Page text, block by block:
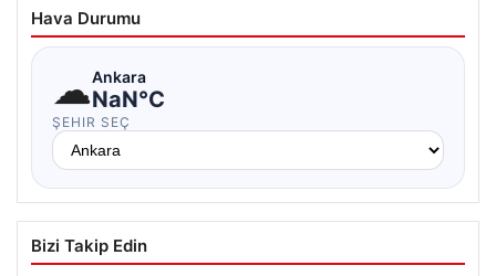
Hava Durumu
☁Ankara
NaN°C
ŞEHIR SEÇ
Bizi Takip Edin